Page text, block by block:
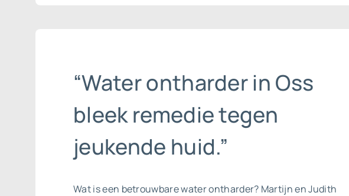
“Water ontharder in Oss
bleek remedie tegen
jeukende huid.”
Wat is een betrouwbarewater ontharder? Martijn en Judith